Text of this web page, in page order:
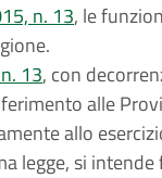
n. 13, le
13, con
alle
allo
legge, si